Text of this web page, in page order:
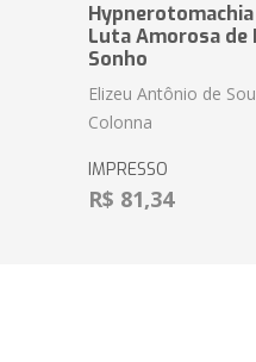
Luta Amorosa
Sonho
Elizeu Antônio de
Colonna
IMPRESSO
R$ 81,34